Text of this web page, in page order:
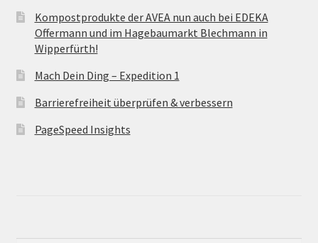
Kompostprodukte der AVEA nun auch bei EDEKA
Offermann und im Hagebaumarkt Blechmann in
Wipperfürth!
Mach Dein Ding – Expedition 1
Barrierefreiheit überprüfen & verbessern
PageSpeed Insights